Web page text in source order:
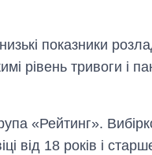
показники
рівень тривоги і
«Рейтинг».
від 18 років і